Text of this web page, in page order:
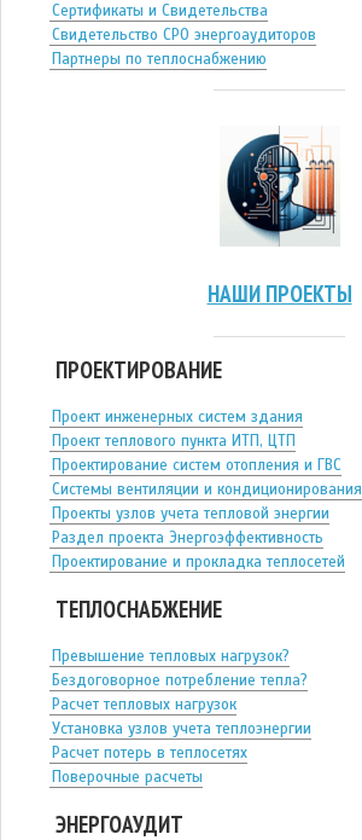
Сертификаты и Свидетельства
Свидетельство СРО энергоаудиторов
Партнеры по теплоснабжению
НАШИ ПРОЕКТЫ
ПРОЕКТИРОВАНИЕ
Проект инженерных систем здания
Проект теплового пункта ИТП, ЦТП
Проектирование систем отопления и ГВС
Системы вентиляции и кондиционирования
Проекты узлов учета тепловой энергии
Раздел проекта Энергоэффективность
Проектирование и прокладка теплосетей
ТЕПЛОСНАБЖЕНИЕ
Превышение тепловых нагрузок?
Бездоговорное потребление тепла?
Расчет тепловых нагрузок
Установка узлов учета теплоэнергии
Расчет потерь в теплосетях
Поверочные расчеты
ЭНЕРГОАУДИТ